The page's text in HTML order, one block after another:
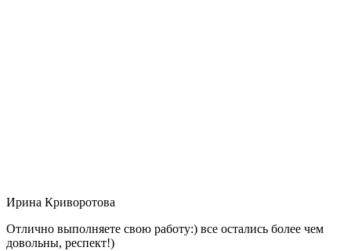
Ирина Криворотова
Отлично выполняете свою работу:) все остались более чем
довольны, респект!)